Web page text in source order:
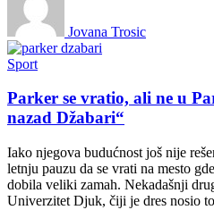
Jovana Trosic
Sport
Parker se vratio, ali ne u
nazad Džabari“
Iako njegova budućnost još nije
letnju pauzu da se vrati na mesto
dobila veliki zamah. Nekadašnji
Univerzitet Djuk, čiji je dres nosio